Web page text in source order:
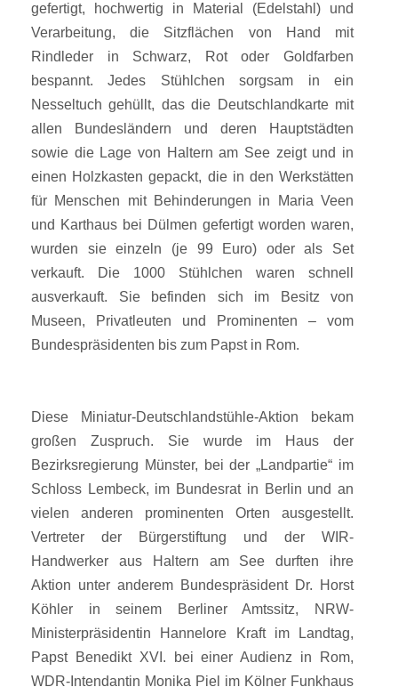
gefertigt, hochwertig in Material (Edelstahl) und
Verarbeitung, die Sitzflächen von Hand mit
Rindleder in Schwarz, Rot oder Goldfarben
bespannt. Jedes Stühlchen sorgsam in ein
Nesseltuch gehüllt, das die Deutschlandkarte mit
allen Bundesländern und deren Hauptstädten
sowie die Lage von Haltern am See zeigt und in
einen Holzkasten gepackt, die in den Werkstätten
für Menschen mit Behinderungen in Maria Veen
und Karthaus bei Dülmen gefertigt worden waren,
wurden sie einzeln (je 99 Euro) oder als Set
verkauft. Die 1000 Stühlchen waren schnell
ausverkauft. Sie befinden sich im Besitz von
Museen, Privatleuten und Prominenten – vom
Bundespräsidenten bis zum Papst in Rom.
Diese Miniatur-Deutschlandstühle-Aktion bekam
großen Zuspruch. Sie wurde im Haus der
Bezirksregierung Münster, bei der „Landpartie“ im
Schloss Lembeck, im Bundesrat in Berlin und an
vielen anderen prominenten Orten ausgestellt.
Vertreter der Bürgerstiftung und der WIR-
Handwerker aus Haltern am See durften ihre
Aktion unter anderem Bundespräsident Dr. Horst
Köhler in seinem Berliner Amtssitz, NRW-
Ministerpräsidentin Hannelore Kraft im Landtag,
Papst Benedikt XVI. bei einer Audienz in Rom,
WDR-Intendantin Monika Piel im Kölner Funkhaus